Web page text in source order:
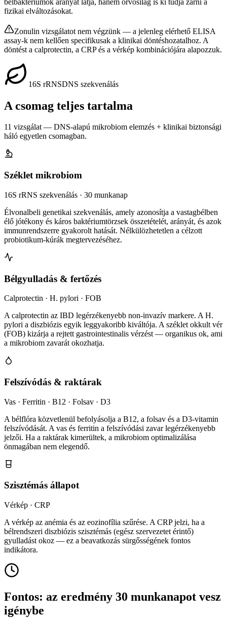
fizikai elváltozásokat.
Zonulin vizsgálatot nem végzünk — a jelenleg elérhető ELISA
assay-k nem kellően specifikusak a klinikai döntéshozatalhoz. A
döntést a calprotectin, a CRP és a vérkép kombinációjára alapozzuk.
16S rRNSDNS szekvenálás
A csomag teljes tartalma
11 vizsgálat — DNS-alapú mikrobiom elemzés + klinikai biztonsági
háló egyetlen csomagban.
Széklet mikrobiom
16S rRNS szekvenálás · 30 munkanap
Élvonalbeli genetikai szekvenálás, amely azonosítja a vastagbélben
élő jótékony és káros baktériumtörzsek összetételét, arányát, és azok
immunrendszerre gyakorolt hatását. Nélkülözhetetlen a célzott
probiotikum-kúrák megtervezéséhez.
Bélgyulladás & fertőzés
Calprotectin · H. pylori · FOB
A calprotectin az IBD legérzékenyebb non-invazív markere. A H.
pylori a diszbiózis egyik leggyakoribb kiváltója. A széklet okkult vér
(FOB) kizárja a rejtett gastrointestinalis vérzést — organikus ok, ami
a mikrobiom zavarát okozhatja.
Felszívódás & raktárak
Vas · Ferritin · B12 · Folsav · D3
A bélflóra közvetlenül befolyásolja a B12, a folsav és a D3-vitamin
felszívódását. A vas és ferritin a felszívódási zavar legérzékenyebb
jelzői. Ha a raktárak kimerültek, a mikrobiom optimalizálása
önmagában nem elegendő.
Szisztémás állapot
Vérkép · CRP
A vérkép az anémia és az eozinofília szűrése. A CRP jelzi, ha a
bélrendszeri diszbiózis szisztémás (egész szervezetet érintő)
gyulladást okoz — ez a beavatkozás sürgősségének fontos
indikátora.
Fontos: az eredmény 30 munkanapot vesz
igénybe